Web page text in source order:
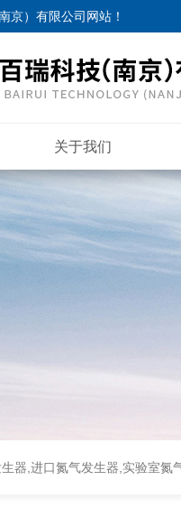
京）有限公司网站 ！
关于我们
器,进口氮气发生器,实验室氮